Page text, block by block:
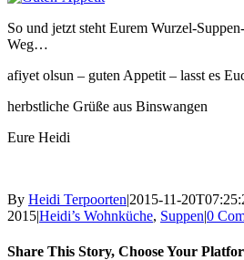
So und jetzt steht Eurem Wurzel-
Weg…
afiyet olsun – guten Appetit – lasst es
herbstliche Grüße aus Binswangen
Eure Heidi
By Heidi Terpoorten|2015-11-
2015|Heidi’s Wohnküche, Suppen|0
Share This Story, Choose Your